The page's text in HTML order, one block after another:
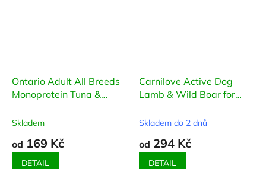
Ontario Adult All Breeds
Monoprotein Tuna &
Skladem
od 169 Kč
DETAIL
Carnilove Active Dog
Lamb & Wild Boar for
Skladem do 2 dnů
od 294 Kč
DETAIL